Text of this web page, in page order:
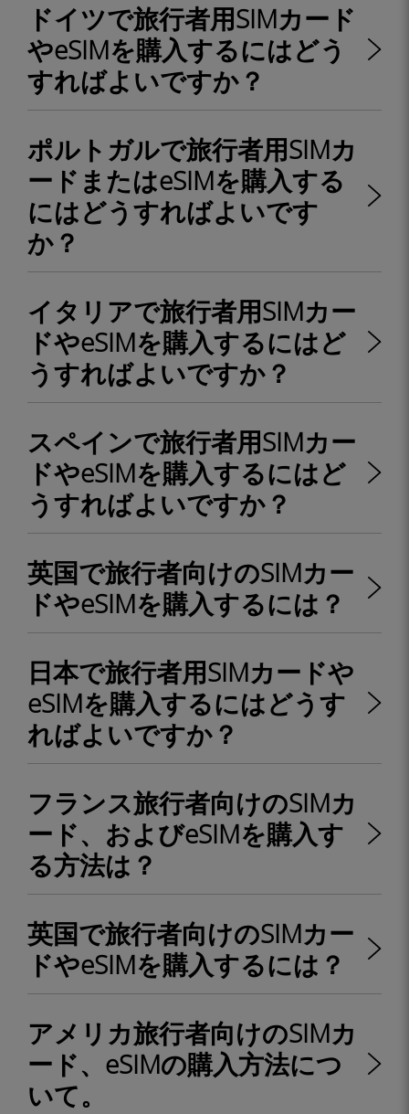
ドイツで旅行者用SIMカード
やeSIMを購入するにはどう
すればよいですか？
ポルトガルで旅行者用SIMカ
ードまたはeSIMを購入する
にはどうすればよいです
か？
イタリアで旅行者用SIMカー
ドやeSIMを購入するにはど
うすればよいですか？
スペインで旅行者用SIMカー
ドやeSIMを購入するにはど
うすればよいですか？
英国で旅行者向けのSIMカー
ドやeSIMを購入するには？
日本で旅行者用SIMカードや
eSIMを購入するにはどうす
ればよいですか？
フランス旅行者向けのSIMカ
ード、およびeSIMを購入す
る方法は？
英国で旅行者向けのSIMカー
ドやeSIMを購入するには？
アメリカ旅行者向けのSIMカ
ード、eSIMの購入方法につ
いて。